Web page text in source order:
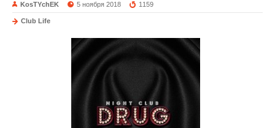
KosTYchEK 5 ноября 2018 1159
Club Life